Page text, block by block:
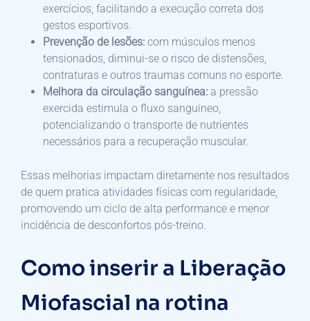
exercícios, facilitando a execução correta dos
gestos esportivos.
Prevenção de lesões: com músculos menos
tensionados, diminui-se o risco de distensões,
contraturas e outros traumas comuns no esporte.
Melhora da circulação sanguínea: a pressão
exercida estimula o fluxo sanguíneo,
potencializando o transporte de nutrientes
necessários para a recuperação muscular.
Essas melhorias impactam diretamente nos resultados
de quem pratica atividades físicas com regularidade,
promovendo um ciclo de alta performance e menor
incidência de desconfortos pós-treino.
Como inserir a Liberação
Miofascial na rotina